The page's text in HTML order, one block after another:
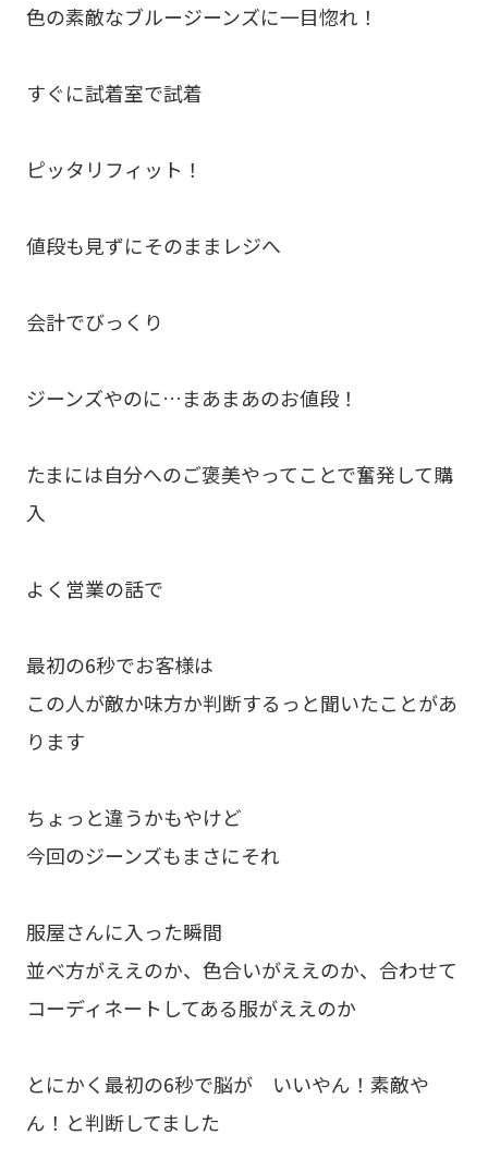
色の素敵なブルージーンズに一目惚れ！
すぐに試着室で試着
ピッタリフィット！
値段も見ずにそのままレジへ
会計でびっくり
ジーンズやのに…まあまあのお値段！
たまには自分へのご褒美やってことで奮発して購
入
よく営業の話で
最初の6秒でお客様は
この人が敵か味方か判断するっと聞いたことがあ
ります
ちょっと違うかもやけど
今回のジーンズもまさにそれ
服屋さんに入った瞬間
並べ方がええのか、色合いがええのか、合わせて
コーディネートしてある服がええのか
とにかく最初の6秒で脳が いいやん！素敵や
ん！と判断してました